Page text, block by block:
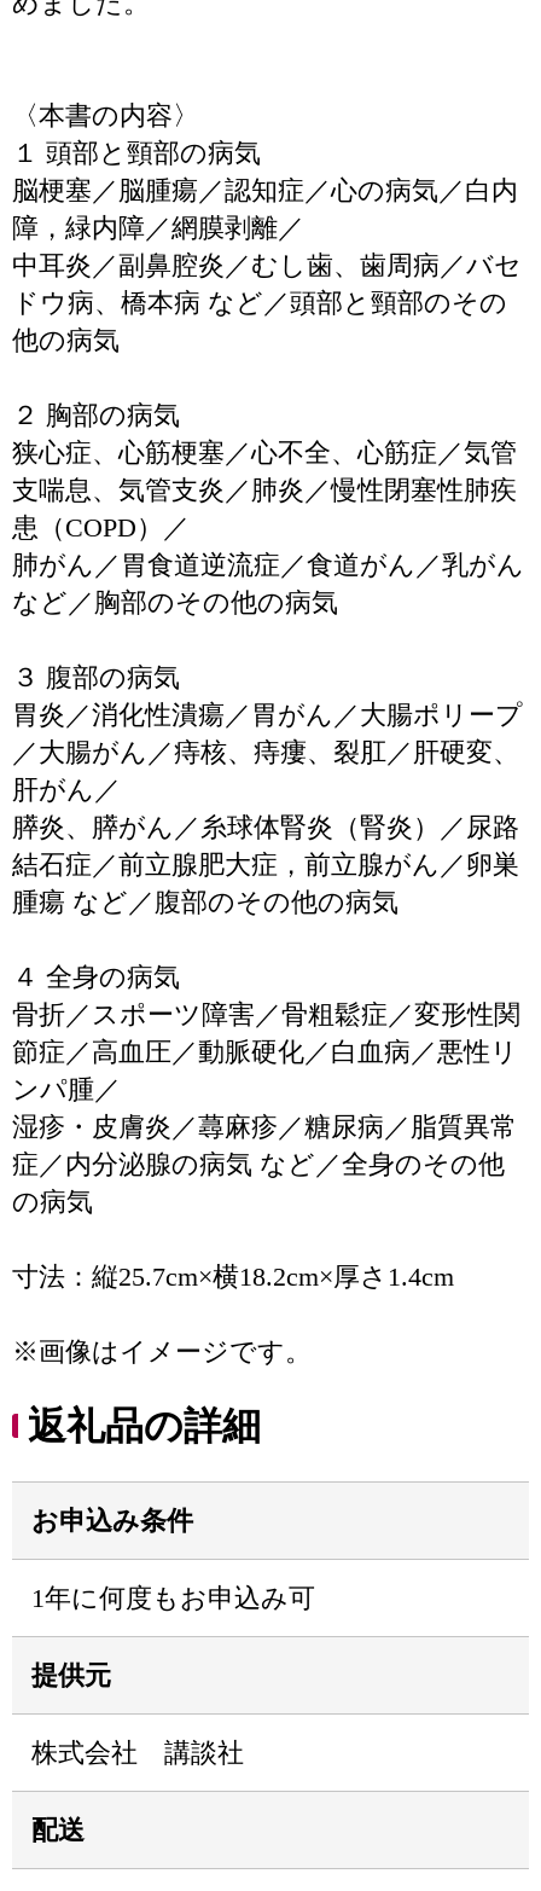
〈本書の内容〉
１ 頭部と頸部の病気
脳梗塞／脳腫瘍／認知症／心の病気／白内
障，緑内障／網膜剥離／
中耳炎／副鼻腔炎／むし歯、歯周病／バセ
ドウ病、橋本病 など／頭部と頸部のその
他の病気
２ 胸部の病気
狭心症、心筋梗塞／心不全、心筋症／気管
支喘息、気管支炎／肺炎／慢性閉塞性肺疾
患（COPD）／
肺がん／胃食道逆流症／食道がん／乳がん
など／胸部のその他の病気
３ 腹部の病気
胃炎／消化性潰瘍／胃がん／大腸ポリープ
／大腸がん／痔核、痔瘻、裂肛／肝硬変、
肝がん／
膵炎、膵がん／糸球体腎炎（腎炎）／尿路
結石症／前立腺肥大症，前立腺がん／卵巣
腫瘍 など／腹部のその他の病気
４ 全身の病気
骨折／スポーツ障害／骨粗鬆症／変形性関
節症／高血圧／動脈硬化／白血病／悪性リ
ンパ腫／
湿疹・皮膚炎／蕁麻疹／糖尿病／脂質異常
症／内分泌腺の病気 など／全身のその他
の病気
寸法：縦25.7cm×横18.2cm×厚さ1.4cm
※画像はイメージです。
返礼品の詳細
お申込み条件
1年に何度もお申込み可
提供元
株式会社 講談社
配送